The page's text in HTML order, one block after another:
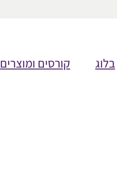
קורסים ומוצרים בלוג